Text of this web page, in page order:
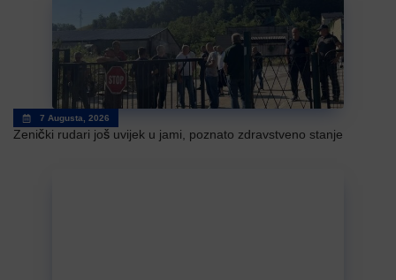
7 Augusta, 2026
Zenički rudari još uvijek u jami, poznato zdravstveno stanje